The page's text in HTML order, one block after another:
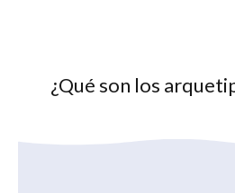
¿Qué son los